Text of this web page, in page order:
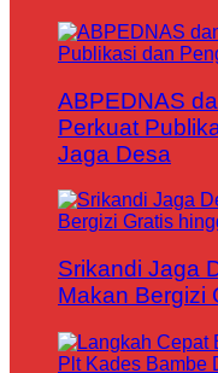
ABPEDNAS
Perkuat
Jaga Desa
Srikandi Jaga
Makan Bergizi